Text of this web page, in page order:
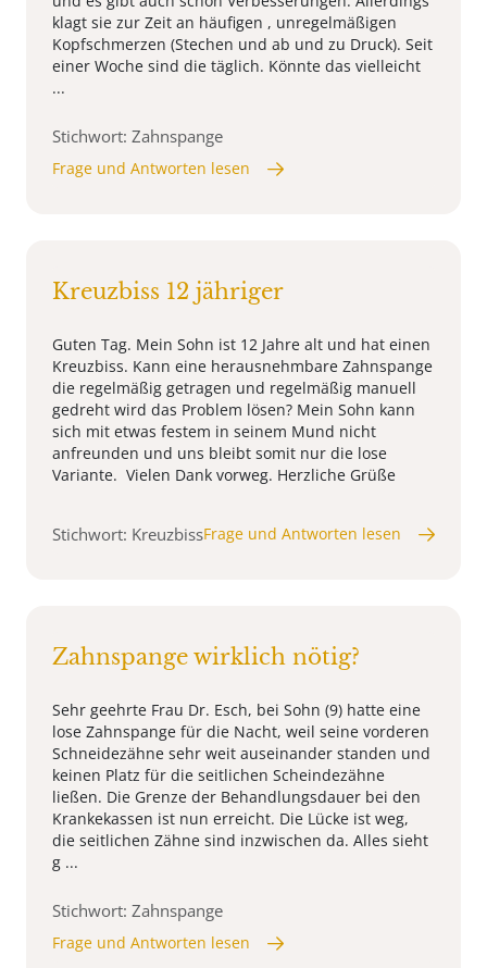
klagt sie zur Zeit an häufigen , unregelmäßigen
Kopfschmerzen (Stechen und ab und zu Druck). Seit
einer Woche sind die täglich. Könnte das vielleicht
...
Stichwort: Zahnspange
Frage und Antworten lesen
Kreuzbiss 12 jähriger
Guten Tag. Mein Sohn ist 12 Jahre alt und hat einen
Kreuzbiss. Kann eine herausnehmbare Zahnspange
die regelmäßig getragen und regelmäßig manuell
gedreht wird das Problem lösen? Mein Sohn kann
sich mit etwas festem in seinem Mund nicht
anfreunden und uns bleibt somit nur die lose
Variante. Vielen Dank vorweg. Herzliche Grüße
Stichwort: KreuzbissFrage und Antworten lesen
Zahnspange wirklich nötig?
Sehr geehrte Frau Dr. Esch, bei Sohn (9) hatte eine
lose Zahnspange für die Nacht, weil seine vorderen
Schneidezähne sehr weit auseinander standen und
keinen Platz für die seitlichen Scheindezähne
ließen. Die Grenze der Behandlungsdauer bei den
Krankekassen ist nun erreicht. Die Lücke ist weg,
die seitlichen Zähne sind inzwischen da. Alles sieht
g ...
Stichwort: Zahnspange
Frage und Antworten lesen